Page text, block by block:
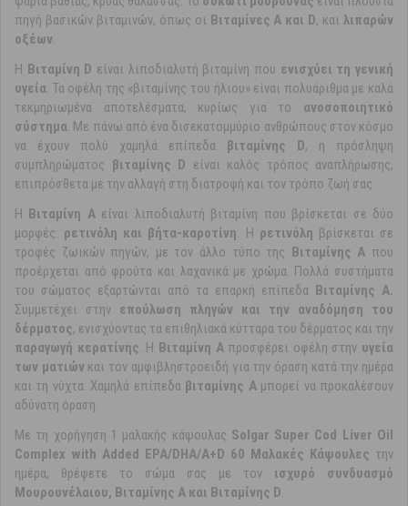
πηγή βασικών βιταμινών, όπως οι Βιταμίνες Α και D, καιλιπαρών
οξέων.
Η Βιταμίνη D είναι λιποδιαλυτή βιταμίνη που ενισχύει τη γενική
υγεία. Τα οφέλη της «βιταμίνης του ήλιου» είναι πολυάριθμα με καλά
τεκμηριωμένα αποτελέσματα, κυρίως για το ανοσοποιητικό
σύστημα. Με πάνω από ένα δισεκατομμύριο ανθρώπους στον κόσμο
να έχουν πολύ χαμηλά επίπεδα βιταμίνης D, η πρόσληψη
συμπληρώματος βιταμίνης D είναι καλός τρόπος αναπλήρωσης,
επιπρόσθετα με την αλλαγή στη διατροφή και τον τρόπο ζωή σας.
Η Βιταμίνη Aείναι λιποδιαλυτή βιταμίνη που βρίσκεται σε δύο
μορφές: ρετινόλη και βήτα-καροτίνη. Η ρετινόλη βρίσκεται σε
τροφές ζωικών πηγών, με τον άλλο τύπο της Βιταμίνης Α που
προέρχεται από φρούτα και λαχανικά με χρώμα. Πολλά συστήματα
του σώματος εξαρτώνται από τα επαρκή επίπεδα Βιταμίνης Α.
Συμμετέχει στην επούλωση πληγών και την αναδόμηση του
δέρματος, ενισχύοντας τα επιθηλιακά κύτταρα του δέρματος και την
παραγωγή κερατίνης. Η Βιταμίνη Απροσφέρει οφέλη στην υγεία
των ματιώνκαι τον αμφιβληστροειδή για την όραση κατά την ημέρα
και τη νύχτα. Χαμηλά επίπεδα βιταμίνης Αμπορεί να προκαλέσουν
αδύνατη όραση.
Με τη χορήγηση 1 μαλακής κάψουλας Solgar Super Cod Liver Oil
Complex with Added EPA/DHA/A+D 60 Μαλακές Κάψουλες την
ημέρα, θρέφετε το σώμα σας με τον ισχυρό συνδυασμό
Μουρουνέλαιου, Βιταμίνης Α και Βιταμίνης D.